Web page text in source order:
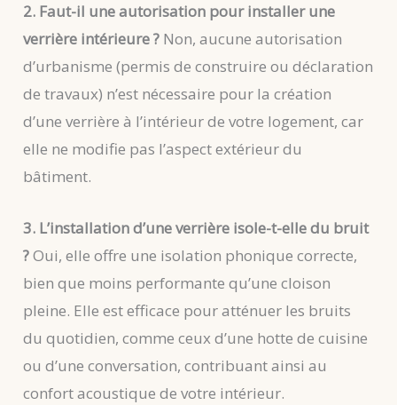
2. Faut-il une autorisation pour installer une
verrière intérieure ? Non, aucune autorisation
d’urbanisme (permis de construire ou déclaration
de travaux) n’est nécessaire pour la création
d’une verrière à l’intérieur de votre logement, car
elle ne modifie pas l’aspect extérieur du
bâtiment.
3. L’installation d’une verrière isole-t-elle du bruit
?Oui, elle offre une isolation phonique correcte,
bien que moins performante qu’une cloison
pleine. Elle est efficace pour atténuer les bruits
du quotidien, comme ceux d’une hotte de cuisine
ou d’une conversation, contribuant ainsi au
confort acoustique de votre intérieur.